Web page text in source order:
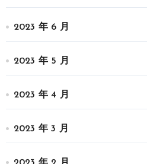
2023 年 6 月
2023 年 5 月
2023 年 4 月
2023 年 3 月